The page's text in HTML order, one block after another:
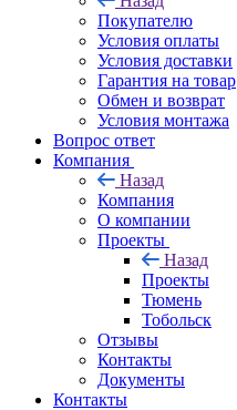
Покупателю
Условия оплаты
Условия доставки
Гарантия на товар
Обмен и возврат
Условия монтажа
Вопрос ответ
Компания
Назад
Компания
О компании
Проекты
Назад
Проекты
Тюмень
Тобольск
Отзывы
Контакты
Документы
Контакты